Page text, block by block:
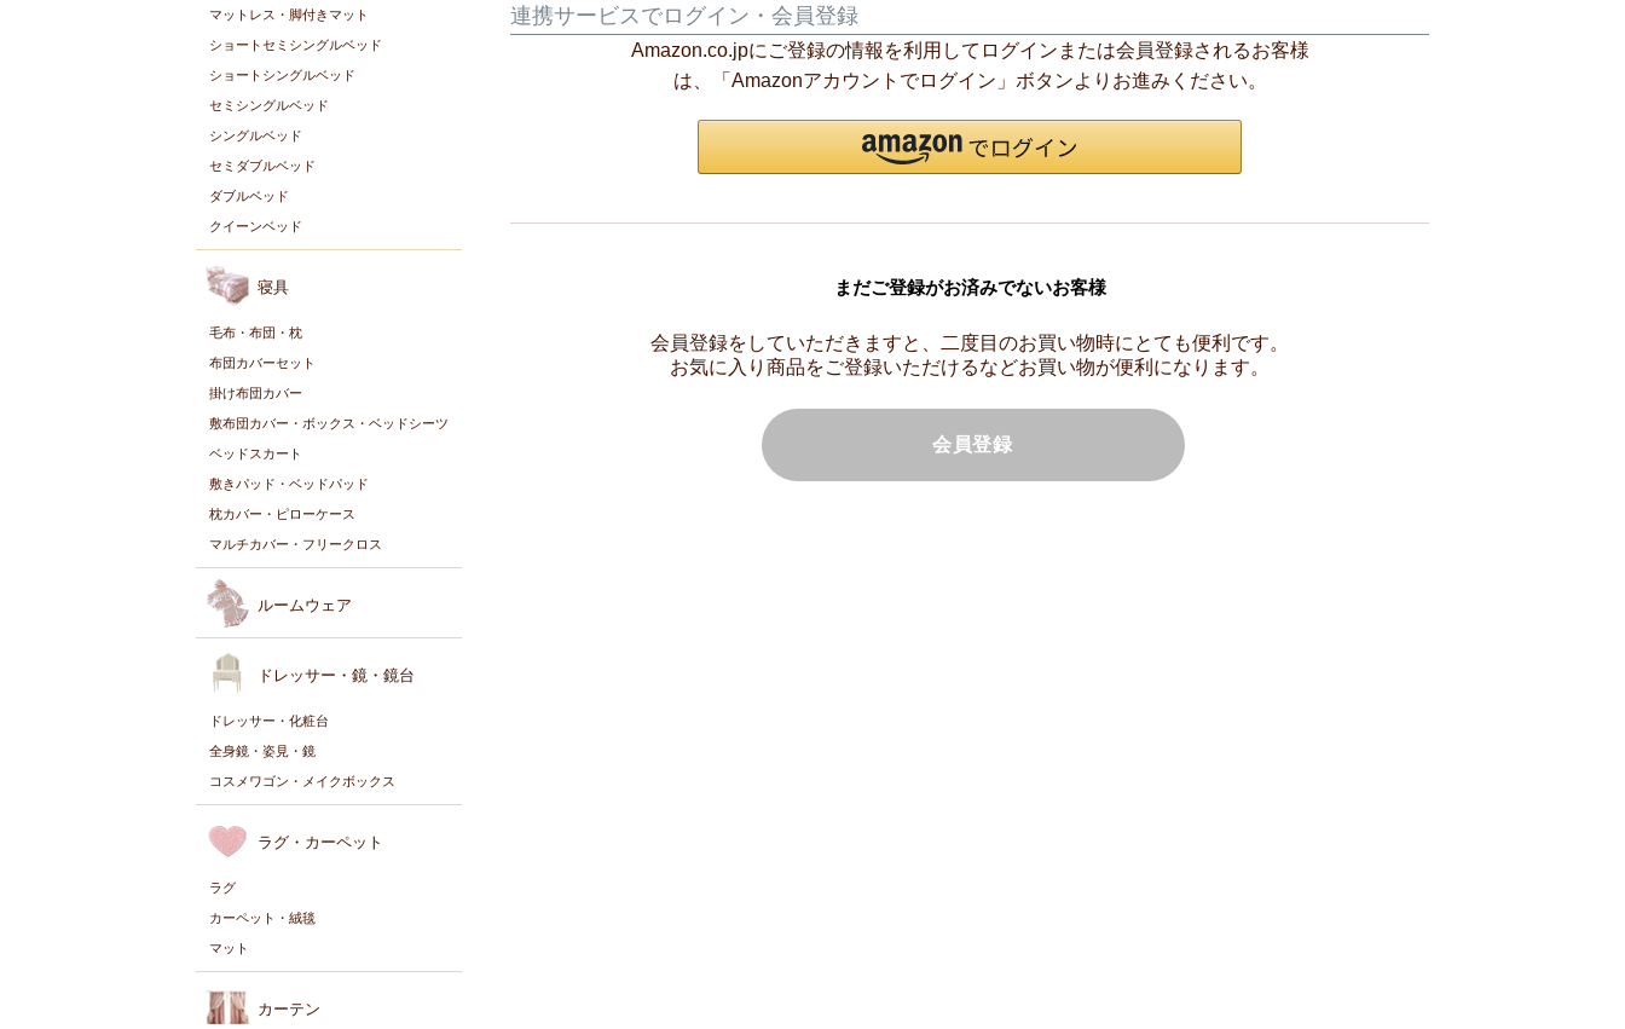
マットレス・脚付きマット
ショートセミシングルベッド
ショートシングルベッド
セミシングルベッド
シングルベッド
セミダブルベッド
ダブルベッド
クイーンベッド
寝具
毛布・布団・枕
布団カバーセット
掛け布団カバー
敷布団カバー・ボックス・ベッドシーツ
ベッドスカート
敷きパッド・ベッドパッド
枕カバー・ピローケース
マルチカバー・フリークロス
ルームウェア
ドレッサー・鏡・鏡台
ドレッサー・化粧台
全身鏡・姿見・鏡
コスメワゴン・メイクボックス
ラグ・カーペット
ラグ
カーペット・絨毯
マット
カーテン
連携サービスでログイン・会員登録
Amazon.co.jpにご登録の情報を利用してログインまたは会員登録されるお客様
は、「Amazonアカウントでログイン」ボタンよりお進みください。
まだご登録がお済みでないお客様
会員登録をしていただきますと、二度目のお買い物時にとても便利です。
お気に入り商品をご登録いただけるなどお買い物が便利になります。
会員登録